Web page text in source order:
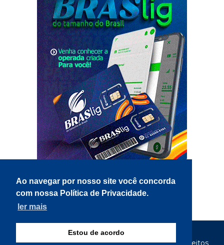
Ao navegar por nosso site você concorda
com nossa Política de Privacidade.
ler mais
Estou de acordo
© Copyright 2026 - Gazeta Tocantina - Todos os direitos